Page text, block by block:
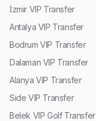
İzmir VIP Transfer
Antalya VIP Transfer
Bodrum VIP Transfer
Dalaman VIP Transfer
Alanya VIP Transfer
Side VIP Transfer
Belek VIP Golf Transfer